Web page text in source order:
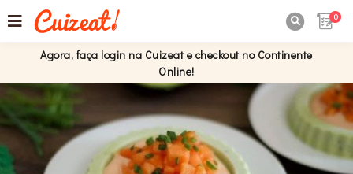
0
Agora, faça login na Cuizeat e checkout no Continente
Online!